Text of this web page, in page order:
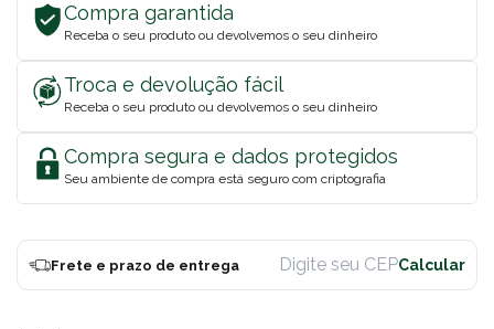
Compra garantida
Receba o seu produto ou devolvemos o seu dinheiro
Troca e devolução fácil
Receba o seu produto ou devolvemos o seu dinheiro
Compra segura e dados protegidos
Seu ambiente de compra está seguro com criptografia
Frete e prazo de entrega